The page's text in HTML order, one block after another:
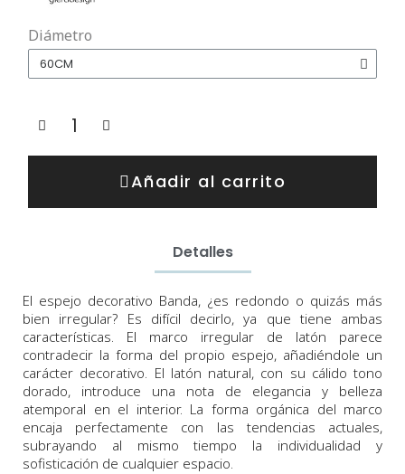
Diámetro
Añadir al carrito
Detalles
El espejo decorativo Banda, ¿es redondo o quizás más
bien irregular? Es difícil decirlo, ya que tiene ambas
características. El marco irregular de latón parece
contradecir la forma del propio espejo, añadiéndole un
carácter decorativo. El latón natural, con su cálido tono
dorado, introduce una nota de elegancia y belleza
atemporal en el interior. La forma orgánica del marco
encaja perfectamente con las tendencias actuales,
subrayando al mismo tiempo la individualidad y
sofisticación de cualquier espacio.